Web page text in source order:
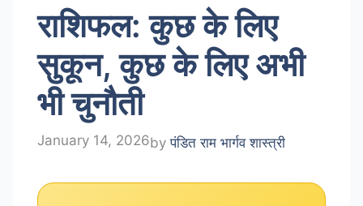
राशिफल: कुछ के लिए
सुकून, कुछ के लिए अभी
भी चुनौती
January 14, 2026byपंडित राम भार्गव शास्त्री